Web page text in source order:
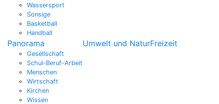
Wassersport
Sonsige
Basketball
Handball
Panorama
Gesellschaft
Schul-Beruf-Arbeit
Menschen
Wirtschaft
Kirchen
Wissen
Umwelt und NaturFreizeit